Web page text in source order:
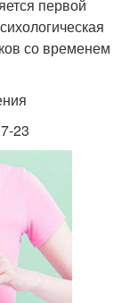
первой
со временем
23